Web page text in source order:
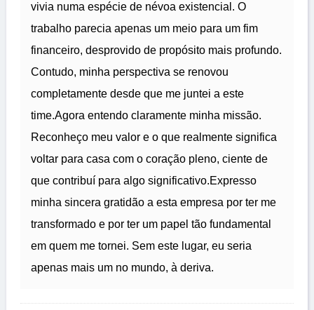
vivia numa espécie de névoa existencial. O
trabalho parecia apenas um meio para um fim
financeiro, desprovido de propósito mais profundo.
Contudo, minha perspectiva se renovou
completamente desde que me juntei a este
time.Agora entendo claramente minha missão.
Reconheço meu valor e o que realmente significa
voltar para casa com o coração pleno, ciente de
que contribuí para algo significativo.Expresso
minha sincera gratidão a esta empresa por ter me
transformado e por ter um papel tão fundamental
em quem me tornei. Sem este lugar, eu seria
apenas mais um no mundo, à deriva.